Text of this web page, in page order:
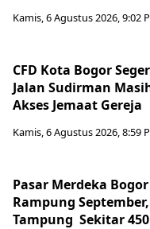
Kamis, 6 Agustus 2026, 9:02
CFD Kota Bogor
Jalan Sudirman
Akses Jemaat Gereja
Kamis, 6 Agustus 2026, 8:59
Pasar Merdeka
Rampung
Tampung Sekitar